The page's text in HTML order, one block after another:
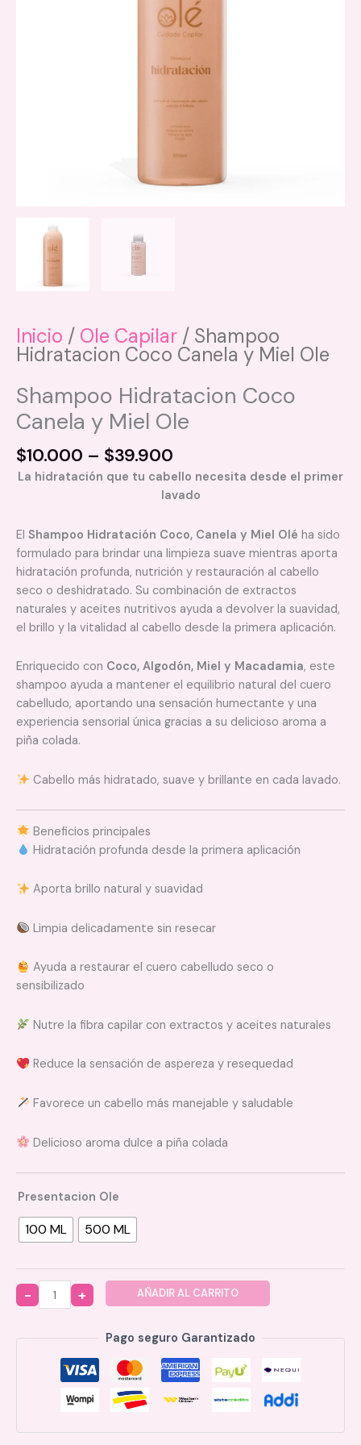
Inicio / Ole Capilar / Shampoo
Hidratacion Coco Canela y Miel Ole
Shampoo Hidratacion Coco
Canela y Miel Ole
$10.000 – $39.900
range:
$10.000
$39.900
La hidratación que tu cabello necesita desde el primer
lavado
El Shampoo Hidratación Coco, Canela y Miel Olé ha sido
formulado para brindar una limpieza suave mientras aporta
hidratación profunda, nutrición y restauración al cabello
seco o deshidratado. Su combinación de extractos
naturales y aceites nutritivos ayuda a devolver la suavidad,
el brillo y la vitalidad al cabello desde la primera aplicación.
Enriquecido con Coco, Algodón, Miel y Macadamia, este
shampoo ayuda a mantener el equilibrio natural del cuero
cabelludo, aportando una sensación humectante y una
experiencia sensorial única gracias a su delicioso aroma a
piña colada.
Cabello más hidratado, suave y brillante en cada lavado.
Beneficios principales
Hidratación profunda desde la primera aplicación
Aporta brillo natural y suavidad
Limpia delicadamente sin resecar
Ayuda a restaurar el cuero cabelludo seco o
sensibilizado
Nutre la fibra capilar con extractos y aceites naturales
Reduce la sensación de aspereza y resequedad
Favorece un cabello más manejable y saludable
Delicioso aroma dulce a piña colada
Presentacion Ole
100 ML 500 ML
Quantity
AÑADIR AL CARRITO
Pago seguro Garantizado